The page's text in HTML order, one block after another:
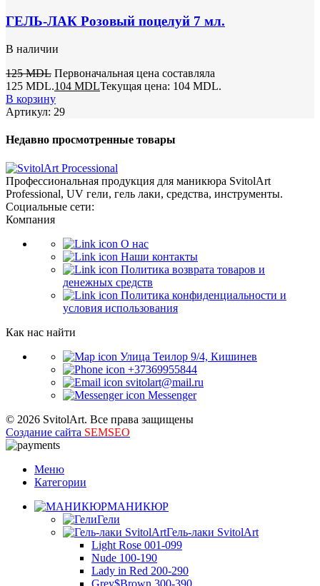
ГЕЛЬ-ЛАК Розовый поцелуй 7 мл.
В наличии
125MDL Первоначальная цена составляла
125 MDL.104 MDLТекущая цена: 104 MDL.
В корзину
Артикул: 29
Недавно просмотренные товары
Профессиональная продукция для маникюра SvitolArt
Professional, UV гели, гель лаки, средства, инструменты.
Социальные сети:
Компания
О нас
Наши контакты
Политика возврата товаров и
денежных средств
Политика конфиденциальности и
условия использования
Как нас найти
Улица Теилор 9/4, Кишинев
+37369955844
svitolart@mail.ru
Messenger
© 2026 SvitolArt. Все права защищены
Создание сайта SEMSEO
Меню
Категории
МАНИКЮР
Гели
Гель-лаки SvitolArt
Light Rose 001-099
Nude 100-190
Lady in Red 200-290
Grey$Brown 300-390